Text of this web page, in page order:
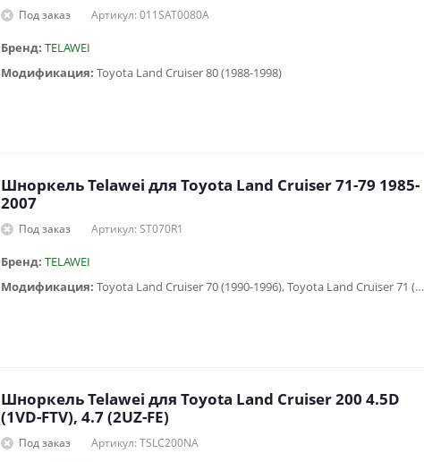
Под заказ Артикул: 011SAT0080A
Бренд: TELAWEI
Модификация: Toyota Land Cruiser 80 (1988-1998)
Шноркель Telawei для Toyota Land Cruiser 71-79 1985-
2007
Под заказ Артикул: ST070R1
Бренд: TELAWEI
Модификация:
Toyota Land Cruiser 70 (1990-1996), Toyota Land Cruiser 71 (1984-...), Toyota Land Cruiser 73 (1990-1996), Toyota Land Cruiser 75 (1984-2013), Toyota Land Cruiser 79 (1984-2006)
Шноркель Telawei для Toyota Land Cruiser 200 4.5D
(1VD-FTV), 4.7 (2UZ-FE)
Под заказ Артикул: TSLC200NA